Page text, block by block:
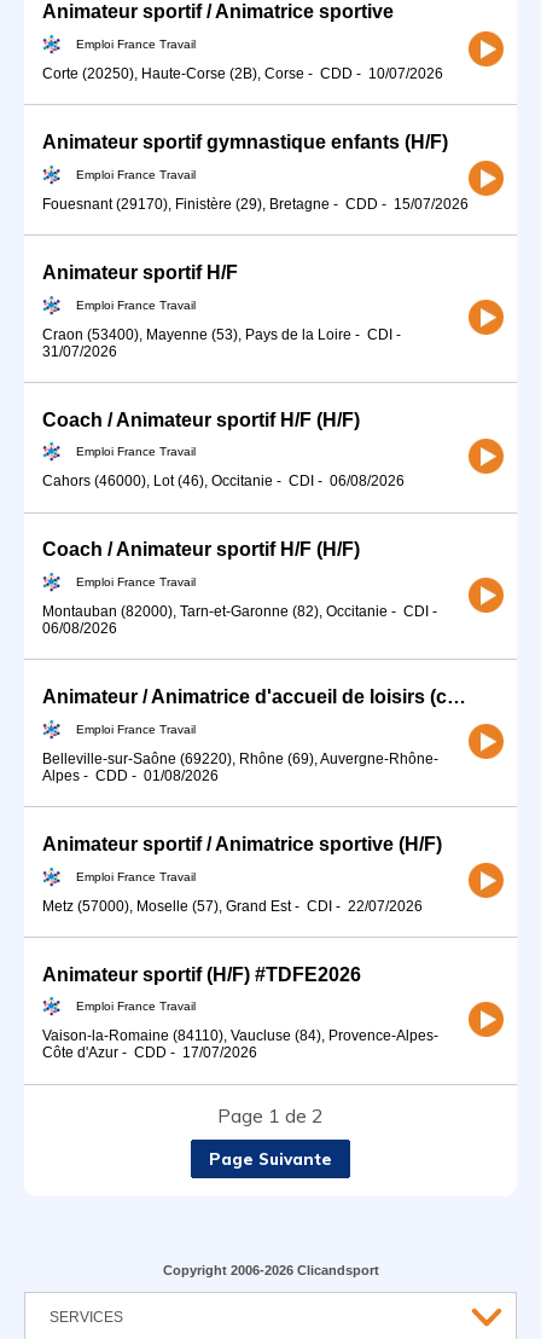
Animateur sportif / Animatrice sportive
Emploi France Travail
Corte (20250), Haute-Corse (2B), Corse - CDD - 10/07/2026
Animateur sportif gymnastique enfants (H/F)
Emploi France Travail
Fouesnant (29170), Finistère (29), Bretagne - CDD - 15/07/2026
Animateur sportif H/F
Emploi France Travail
Craon (53400), Mayenne (53), Pays de la Loire - CDI -
31/07/2026
Coach / Animateur sportif H/F (H/F)
Emploi France Travail
Cahors (46000), Lot (46), Occitanie - CDI - 06/08/2026
Coach / Animateur sportif H/F (H/F)
Emploi France Travail
Montauban (82000), Tarn-et-Garonne (82), Occitanie - CDI -
06/08/2026
Animateur / Animatrice d'accueil de loisirs (centre de loisirs) (H/F)
Emploi France Travail
Belleville-sur-Saône (69220), Rhône (69), Auvergne-Rhône-
Alpes - CDD - 01/08/2026
Animateur sportif / Animatrice sportive (H/F)
Emploi France Travail
Metz (57000), Moselle (57), Grand Est- CDI - 22/07/2026
Animateur sportif (H/F) #TDFE2026
Emploi France Travail
Vaison-la-Romaine (84110), Vaucluse (84), Provence-Alpes-
Côte d'Azur - CDD - 17/07/2026
Page 1 de 2
Page Suivante
Copyright 2006-2026 Clicandsport
SERVICES